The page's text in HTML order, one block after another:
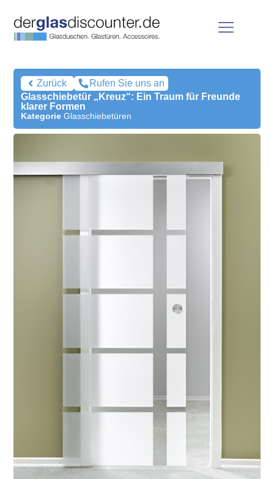
Zurück
Rufen Sie uns an
Glasschiebetür „Kreuz“: Ein Traum für Freunde
klarer Formen
Kategorie Glasschiebetüren